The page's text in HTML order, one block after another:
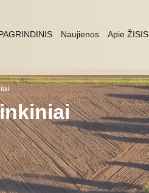
Naujienos Apie ŽISIS